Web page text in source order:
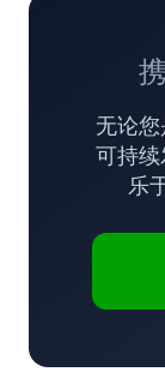
无论
可持
乐